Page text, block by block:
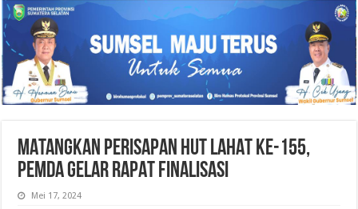
MATANGKAN PERISAPAN HUT LAHAT KE-155,
PEMDA GELAR RAPAT FINALISASI
Mei 17, 2024